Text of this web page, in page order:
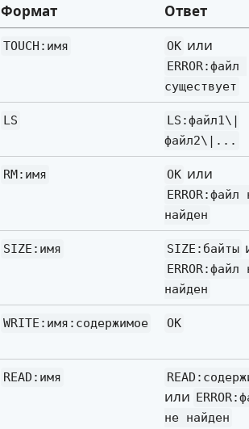
Формат
Ответ
TOUCH:имя OK или
ERROR:файл
существует
LS
LS:файл1\|
файл2\|...
RM:имя OK или
ERROR:файл
найден
SIZE:имя SIZE:байты
ERROR:файл
найден
WRITE:имя:содержимое OK
READ:имя
или
не найден